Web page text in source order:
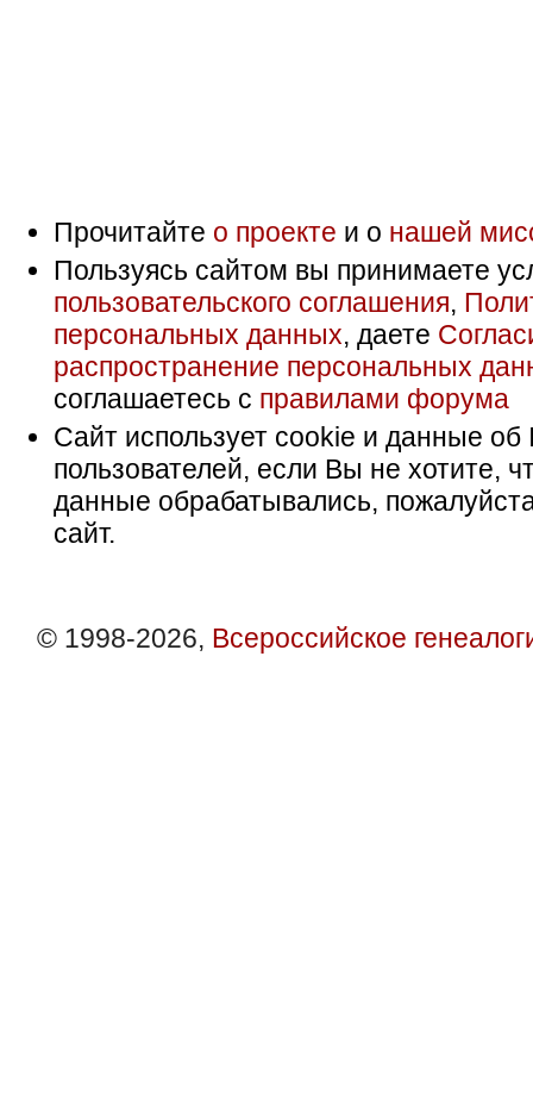
Прочитайте о проекте и о нашей
Пользуясь сайтом вы принимаете
пользовательского соглашения,
персональных данных, даете
распространение персональных
соглашаетесь с правилами форума
Сайт использует cookie и данные об
пользователей, если Вы не хотите,
данные обрабатывались,
сайт.
© 1998-2026, Всероссийское